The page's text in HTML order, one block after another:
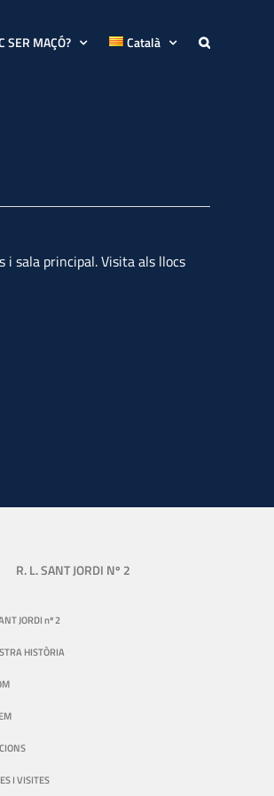
SER MAÇÓ? Català
sala principal. Visita als llocs
R. L. SANT JORDI Nº 2
JORDI nº 2
HISTÒRIA
I VISITES